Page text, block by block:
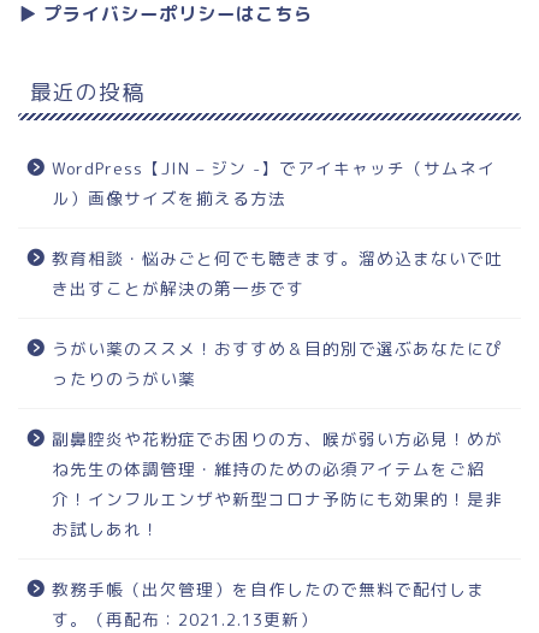
▶︎ プライバシーポリシーはこちら
最近の投稿
WordPress【JIN – ジン -】でアイキャッチ（サムネイ
ル）画像サイズを揃える方法
教育相談・悩みごと何でも聴きます。溜め込まないで吐
き出すことが解決の第一歩です
うがい薬のススメ！おすすめ＆目的別で選ぶあなたにぴ
ったりのうがい薬
副鼻腔炎や花粉症でお困りの方、喉が弱い方必見！めが
ね先生の体調管理・維持のための必須アイテムをご紹
介！インフルエンザや新型コロナ予防にも効果的！是非
お試しあれ！
教務手帳（出欠管理）を自作したので無料で配付しま
す。（再配布：2021.2.13更新）